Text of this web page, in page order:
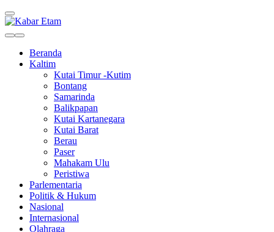
Beranda
Kaltim
Kutai Timur -Kutim
Bontang
Samarinda
Balikpapan
Kutai Kartanegara
Kutai Barat
Berau
Paser
Mahakam Ulu
Peristiwa
Parlementaria
Politik & Hukum
Nasional
Internasional
Olahraga